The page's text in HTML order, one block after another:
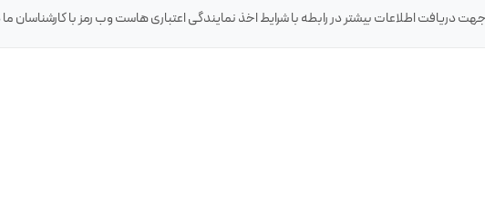
جهت دریافت اطلاعات بیشتر در رابطه با شرایط اخذ نمایندگی اعتباری هاست وب رمز با کارشناسان ما